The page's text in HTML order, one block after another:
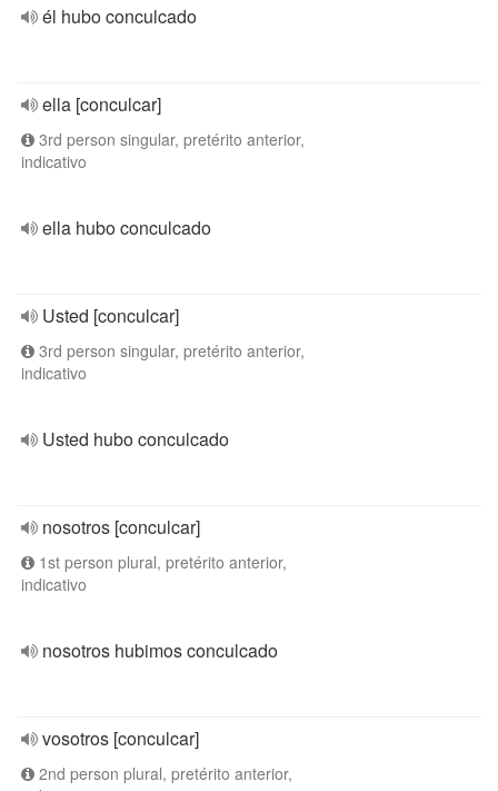
él hubo conculcado
ella [conculcar]
3rd person singular, pretérito anterior,
indicativo
ella hubo conculcado
Usted [conculcar]
3rd person singular, pretérito anterior,
indicativo
Usted hubo conculcado
nosotros [conculcar]
1st person plural, pretérito anterior,
indicativo
nosotros hubimos conculcado
vosotros [conculcar]
2nd person plural, pretérito anterior,